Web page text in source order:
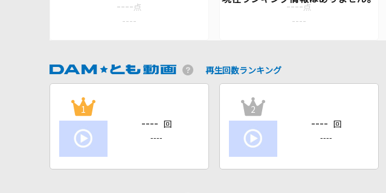
---- 点
----
---- 点
----
再生回数ランキング
1
---- 回
----
2
---- 回
----